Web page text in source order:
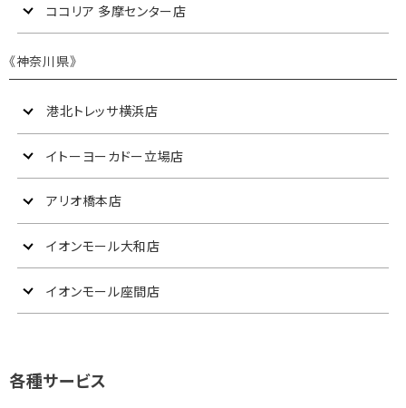
ココリア 多摩センター店
《神奈川県》
港北トレッサ横浜店
イトーヨーカドー立場店
アリオ橋本店
イオンモール大和店
イオンモール座間店
各種サービス